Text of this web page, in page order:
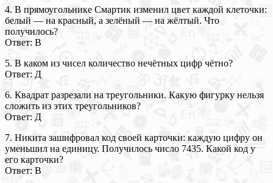
4. В прямоугольнике Смартик изменил цвет каждой клеточки:
белый — на красный, а зелёный — на жёлтый. Что
получилось?
Ответ: В
5. В каком из чисел количество нечётных цифр чётно?
Ответ: Д
6. Квадрат разрезали на треугольники. Какую фигурку нельзя
сложить из этих треугольников?
Ответ: Д
7. Никита зашифровал код своей карточки: каждую цифру он
уменьшил на единицу. Получилось число 7435. Какой код у
его карточки?
Ответ: В